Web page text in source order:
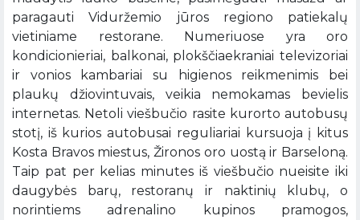
paragauti Viduržemio jūros regiono patiekalų
vietiniame restorane. Numeriuose yra oro
kondicionieriai, balkonai, plokščiaekraniai televizoriai
ir vonios kambariai su higienos reikmenimis bei
plaukų džiovintuvais, veikia nemokamas bevielis
internetas. Netoli viešbučio rasite kurorto autobusų
stotį, iš kurios autobusai reguliariai kursuoja į kitus
Kosta Bravos miestus, Žironos oro uostą ir Barseloną.
Taip pat per kelias minutes iš viešbučio nueisite iki
daugybės barų, restoranų ir naktinių klubų, o
norintiems adrenalino kupinos pramogos,